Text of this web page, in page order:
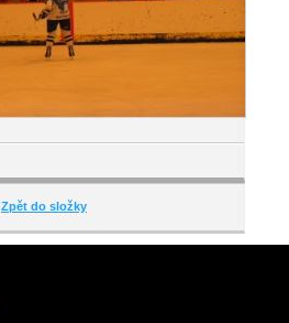
Zpět do složky